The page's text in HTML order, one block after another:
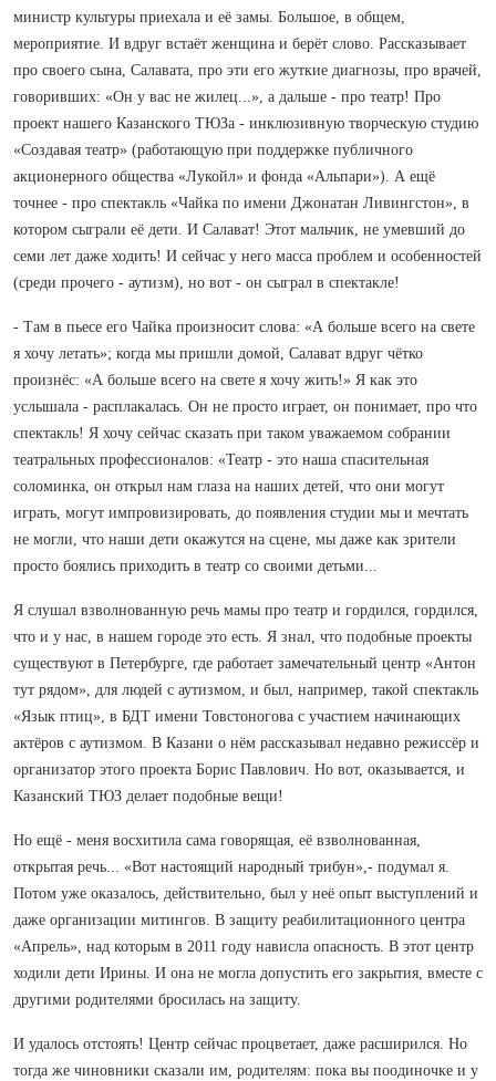
министр культуры приехала и её замы. Большое, в общем,
мероприятие. И вдруг встаёт женщина и берёт слово. Рассказывает
про своего сына, Салавата, про эти его жуткие диагнозы, про врачей,
говоривших: «Он у вас не жилец...», а дальше - про театр! Про
проект нашего Казанского ТЮЗа - инклюзивную творческую студию
«Создавая театр» (работающую при поддержке публичного
акционерного общества «Лукойл» и фонда «Альпари»). А ещё
точнее - про спектакль «Чайка по имени Джонатан Ливингстон», в
котором сыграли её дети. И Салават! Этот мальчик, не умевший до
семи лет даже ходить! И сейчас у него масса проблем и особенностей
(среди прочего - аутизм), но вот - он сыграл в спектакле!
- Там в пьесе его Чайка произносит слова: «А больше всего на свете
я хочу летать»; когда мы пришли домой, Салават вдруг чётко
произнёс: «А больше всего на свете я хочу жить!» Я как это
услышала - расплакалась. Он не просто играет, он понимает, про что
спектакль! Я хочу сейчас сказать при таком уважаемом собрании
театральных профессионалов: «Театр - это наша спасительная
соломинка, он открыл нам глаза на наших детей, что они могут
играть, могут импровизировать, до появления студии мы и мечтать
не могли, что наши дети окажутся на сцене, мы даже как зрители
просто боялись приходить в театр со своими детьми...
Я слушал взволнованную речь мамы про театр и гордился, гордился,
что и у нас, в нашем городе это есть. Я знал, что подобные проекты
существуют в Петербурге, где работает замечательный центр «Антон
тут рядом», для людей с аутизмом, и был, например, такой спектакль
«Язык птиц», в БДТ имени Товстоногова с участием начинающих
актёров с аутизмом. В Казани о нём рассказывал недавно режиссёр и
организатор этого проекта Борис Павлович. Но вот, оказывается, и
Казанский ТЮЗ делает подобные вещи!
Но ещё - меня восхитила сама говорящая, её взволнованная,
открытая речь... «Вот настоящий народный трибун»,- подумал я.
Потом уже оказалось, действительно, был у неё опыт выступлений и
даже организации митингов. В защиту реабилитационного центра
«Апрель», над которым в 2011 году нависла опасность. В этот центр
ходили дети Ирины. И она не могла допустить его закрытия, вместе с
другими родителями бросилась на защиту.
И удалось отстоять! Центр сейчас процветает, даже расширился. Но
тогда же чиновники сказали им, родителям: пока вы поодиночке и у